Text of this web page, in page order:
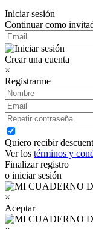
Iniciar sesión
Continuar como
Crear una cuenta
×
Registrarme
Quiero recibir
Ver los términos y
Finalizar registro
o iniciar sesión
×
Aceptar